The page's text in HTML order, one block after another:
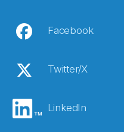
Facebook
Twitter/X
LinkedIn